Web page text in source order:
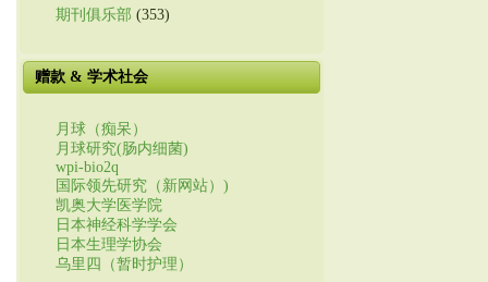
期刊俱乐部 (353)
赠款 & 学术社会
月球（痴呆）
月球研究(肠内细菌)
wpi-bio2q
国际领先研究（新网站）)
凯奥大学医学院
日本神经科学学会
日本生理学协会
乌里四（暂时护理）